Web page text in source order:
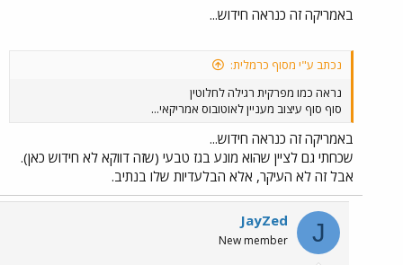
באמריקה זה כנראה חידוש...
נכתב ע"י מסוף כרמלית:
נראה כמו מפרקית רגילה לחלוטין
סוף סוף עיצוב מעניין לאוטובוס אמריקאי...
באמריקה זה כנראה חידוש...
שכחתי גם לציין שהוא מונע בגז טבעי (שזה דווקא לא חידוש כאן).
אבל זה לא העיקר, אלא הבלעדיות שלו בנתיב.
J
JayZed
New member